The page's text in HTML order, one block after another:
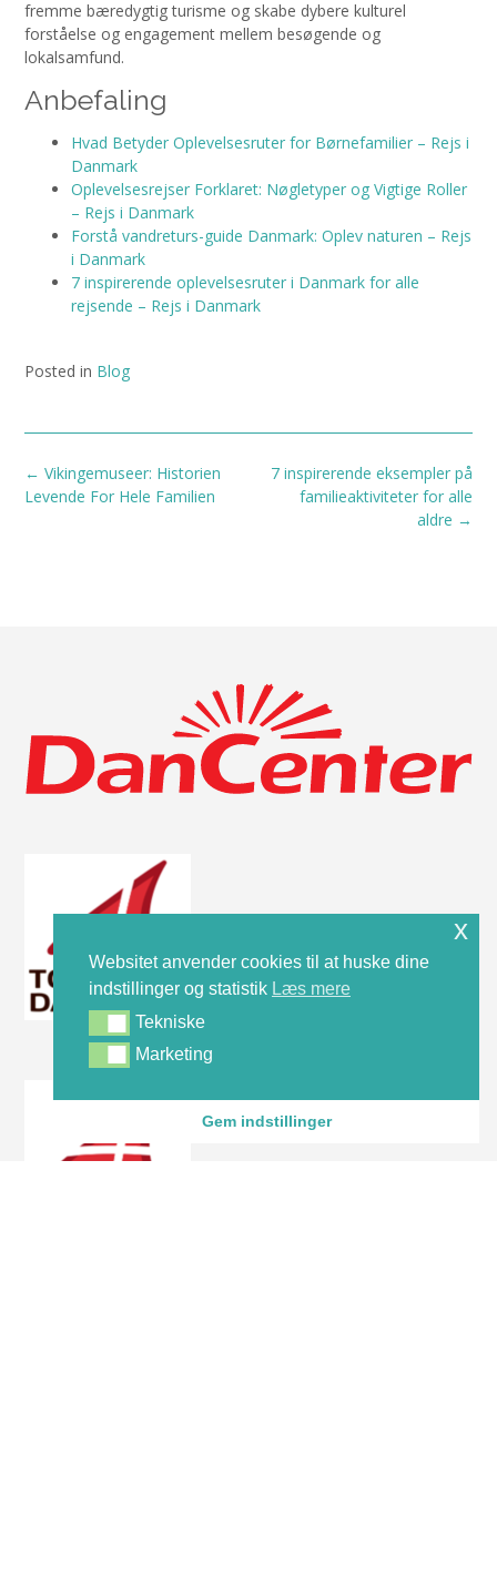
fremme bæredygtig turisme og skabe dybere kulturel
forståelse og engagement mellem besøgende og
lokalsamfund.
Anbefaling
Hvad Betyder Oplevelsesruter for Børnefamilier – Rejs i
Danmark
Oplevelsesrejser Forklaret: Nøgletyper og Vigtige Roller
– Rejs i Danmark
Forstå vandreturs-guide Danmark: Oplev naturen – Rejs
i Danmark
7 inspirerende oplevelsesruter i Danmark for alle
rejsende – Rejs i Danmark
Posted in Blog
Post
navigation
7 inspirerende eksempler på
familieaktiviteter for alle
aldre →
← Vikingemuseer: Historien
Levende For Hele Familien
Websitet anvender cookies til at huske dine
indstillinger og statistik Læs mere
TekniskeTekniske
MarketingMarketing
Gem indstillinger
x